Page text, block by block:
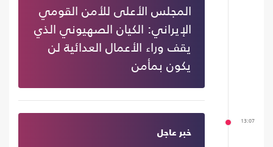
المجلس الأعلى للأمن القومي
الإيراني: الكيان الصهيوني الذي
يقف وراء الأعمال العدائية لن
يكون بمأمن
13:07
خبر عاجل